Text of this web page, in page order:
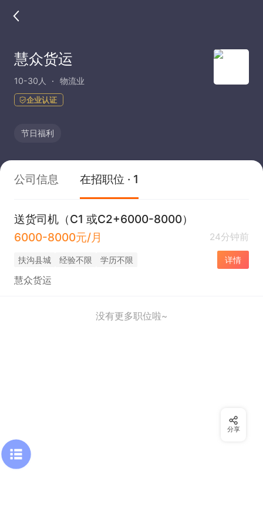
慧众货运
10-30人 物流业
企业认证
节日福利
公司信息 在招职位 · 1
送货司机（C1 或C2+6000-8000）
6000-8000元/月
24分钟前
扶沟县城 经验不限 学历不限 详情
慧众货运
没有更多职位啦~
分享